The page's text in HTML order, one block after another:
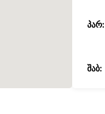
ᲞᲐᲠ:
ᲨᲐᲑ: